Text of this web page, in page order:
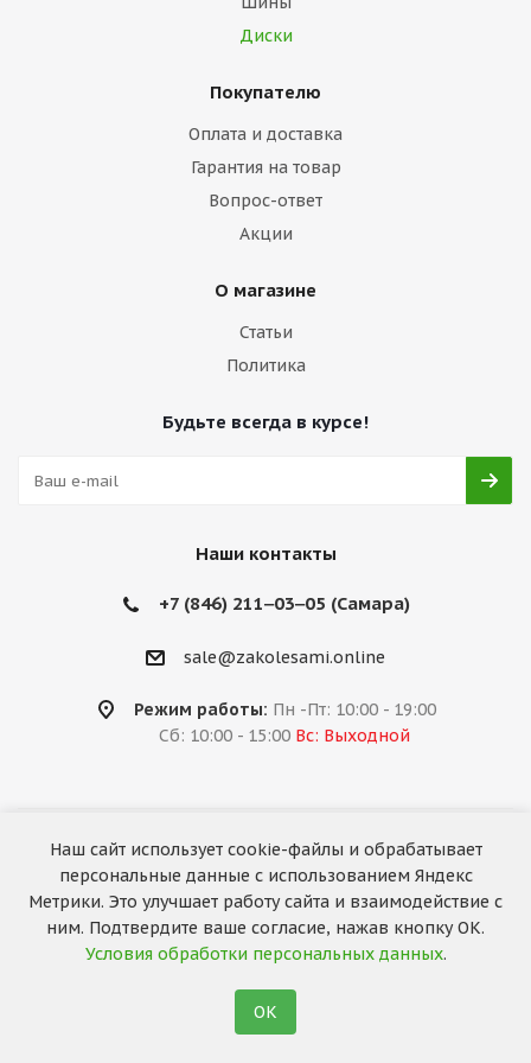
Диски
Покупателю
Оплата и доставка
Гарантия на товар
Вопрос-ответ
Акции
О магазине
Статьи
Политика
Будьте всегда в курсе!
Наши контакты
+7 (846) 211‒03‒05 (Самара)
sale@zakolesami.online
Режим работы: Пн -Пт: 10:00 - 19:00
Сб: 10:00 - 15:00 Вс: Выходной
2026 © «За колёсами.Online»
Запуск сайта —RuMaster
Наш сайт использует cookie-файлы и обрабатывает
персональные данные с использованием Яндекс
Метрики. Это улучшает работу сайта и взаимодействие с
ним. Подтвердите ваше согласие, нажав кнопку ОК.
Условия обработки персональных данных.
ОК